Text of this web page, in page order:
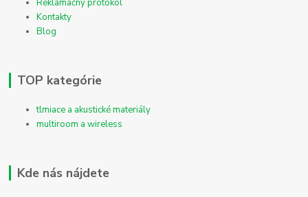
Reklamačný protokol
Kontakty
Blog
TOP kategórie
tlmiace a akustické materiály
multiroom a wireless
Kde nás nájdete